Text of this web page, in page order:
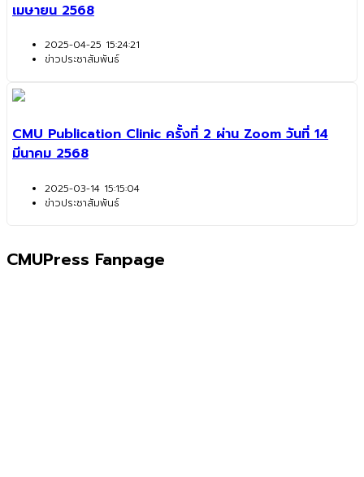
เมษายน 2568
2025-04-25 15:24:21
ข่าวประชาสัมพันธ์
CMU Publication Clinic ครั้งที่ 2 ผ่าน Zoom วันที่ 14
มีนาคม 2568
2025-03-14 15:15:04
ข่าวประชาสัมพันธ์
CMUPress Fanpage